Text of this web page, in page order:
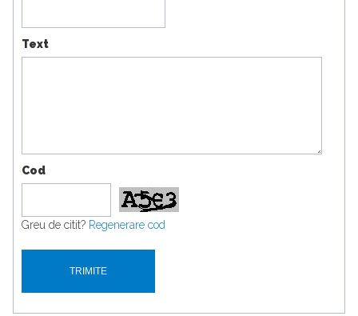
Text
Cod
Greu de citit? Regenerare cod